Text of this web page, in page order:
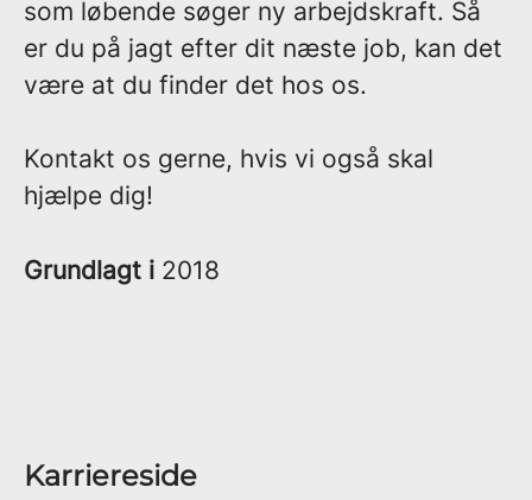
som løbende søger ny arbejdskraft. Så
er du på jagt efter dit næste job, kan det
være at du finder det hos os.
Kontakt os gerne, hvis vi også skal
hjælpe dig!
Grundlagt i 2018
Karriereside